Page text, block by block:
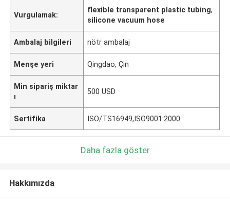
Vurgulamak:
flexible transparent plastic tubing,
silicone vacuum hose
Ambalaj bilgileri nötr ambalaj
Menşe yeri Qingdao, Çin
Min sipariş miktar
ı
500 USD
Sertifika ISO/TS16949,ISO9001:2000
Daha fazla göster
Hakkımızda